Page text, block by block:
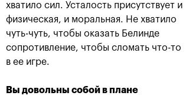
Андрей Рублев:
«Невозможно описать
Белинда Бенчич: «ВТБ
Кубок Кремля» займет
хватило сил. Усталость присутствует и
физическая, и моральная. Не хватило
чуть-чуть, чтобы оказать Белинде
сопротивление, чтобы сломать что-то
в ее игре.
Вы довольны собой в плане